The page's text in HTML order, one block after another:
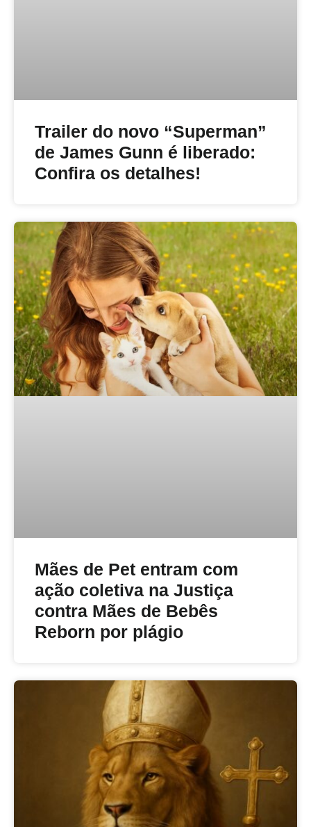
Trailer do novo “Superman”
de James Gunn é liberado:
Confira os detalhes!
Mães de Pet entram com
ação coletiva na Justiça
contra Mães de Bebês
Reborn por plágio